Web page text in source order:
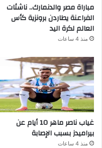
مباراة مصر والدنمارك.. ناشئات
الفراعنة يطاردن برونزية كأس
العالم لكرة اليد
منذ 4 ساعات
غياب ناصر ماهر 10 أيام عن
بيراميدز بسبب الإصابة
منذ 4 ساعات